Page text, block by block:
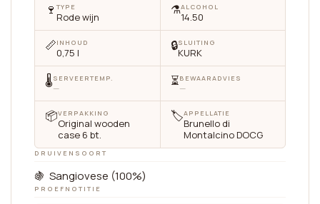
🍷 TYPE
Rode wijn ⚗️ALCOHOL
14.50
📏INHOUD
0,75 l 🔒SLUITING
KURK
🌡SERVEERTEMP.
— ⏳BEWAARADVIES
—
📦VERPAKKING
Original wooden
case 6 bt.
🏷APPELLATIE
Brunello di
Montalcino DOCG
DRUIVENSOORT
🍇 Sangiovese (100%)
PROEFNOTITIE